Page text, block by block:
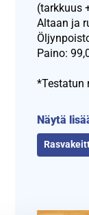
(tarkkuus
Altaan ja
Paino:
*Testatun
Näytä